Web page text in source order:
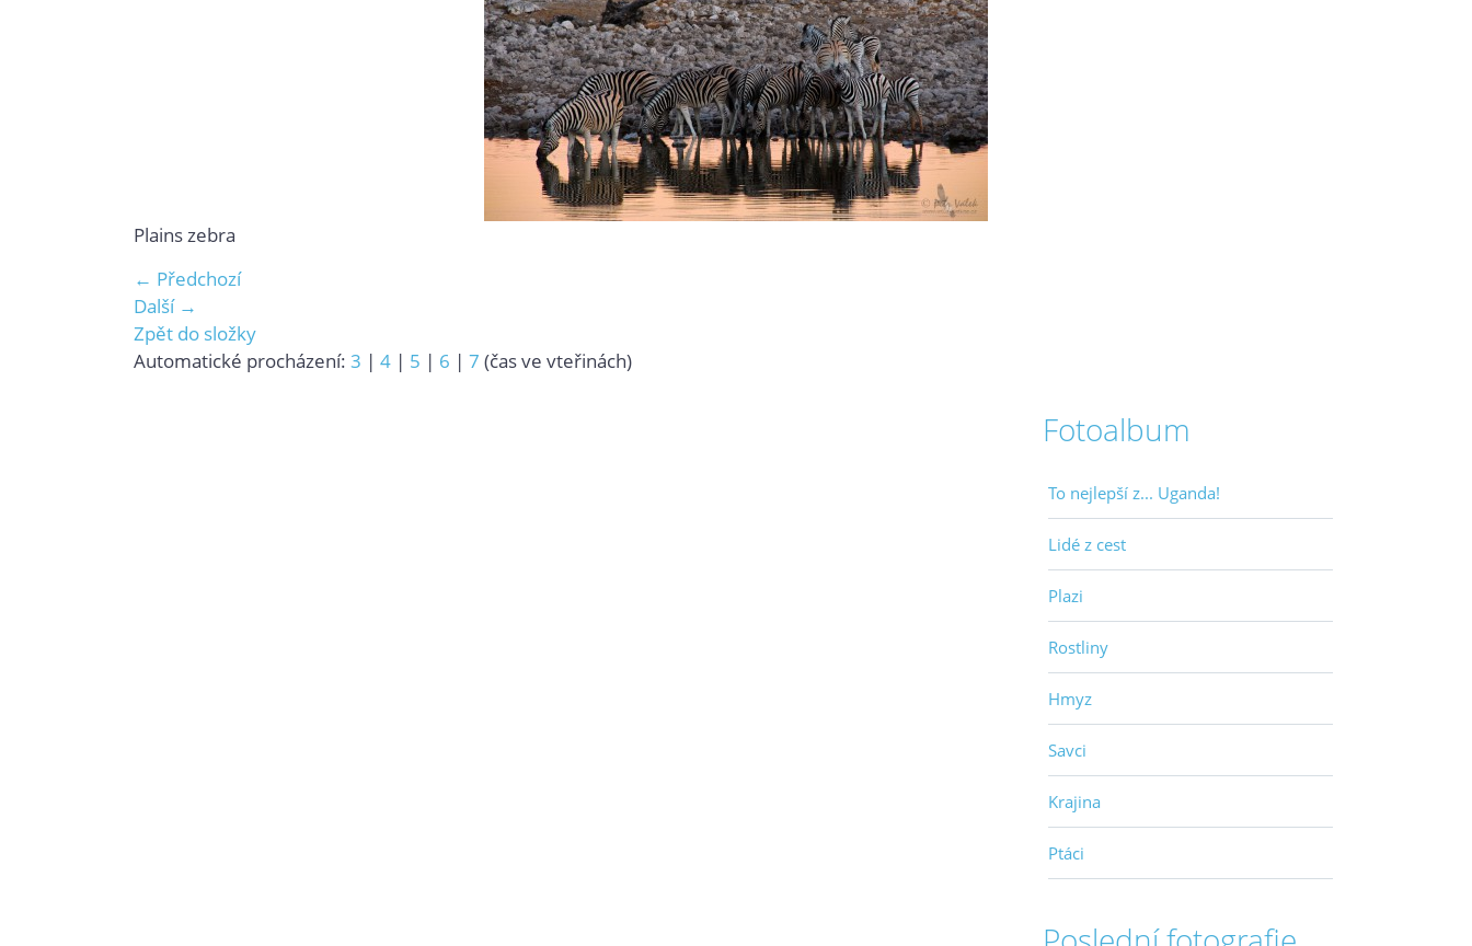
Plains zebra
← Předchozí
Další →
Zpět do složky
Automatické procházení: 3 | 4 | 5 | 6 | 7 (čas ve vteřinách)
Fotoalbum
To nejlepší z... Uganda!
Lidé z cest
Plazi
Rostliny
Hmyz
Savci
Krajina
Ptáci